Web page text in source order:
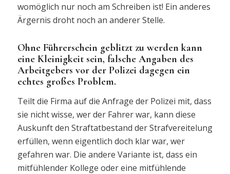
womöglich nur noch am Schreiben ist! Ein anderes
Ärgernis droht noch an anderer Stelle.
Ohne Führerschein geblitzt zu werden kann
eine Kleinigkeit sein, falsche Angaben des
Arbeitgebers vor der Polizei dagegen ein
echtes großes Problem.
Teilt die Firma auf die Anfrage der Polizei mit, dass
sie nicht wisse, wer der Fahrer war, kann diese
Auskunft den Straftatbestand der Strafvereitelung
erfüllen, wenn eigentlich doch klar war, wer
gefahren war. Die andere Variante ist, dass ein
mitfühlender Kollege oder eine mitfühlende